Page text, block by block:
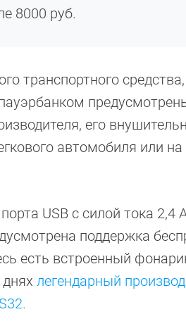
8000 руб.
транспортного
его
автомобиля или
USB с силой тока
поддержка
есть встроенный
легендарный